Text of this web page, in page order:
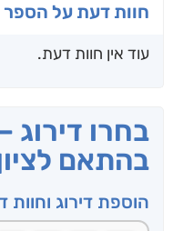
חוות דעת על הספר
עוד אין חוות דעת.
בחרו דירוג
בהתאם
הוספת דירוג וחוות